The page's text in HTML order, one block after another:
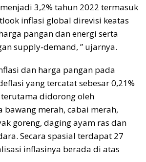
3,2% tahun 2022 termasuk
inflasi global direvisi keatas
pangan dan energi serta
supply-demand, ” ujarnya.
dan harga pangan pada
yang tercatat sebesar 0,21%
terutama didorong oleh
bawang merah, cabai merah,
goreng, daging ayam ras dan
Secara spasial terdapat 27
inflasinya berada di atas